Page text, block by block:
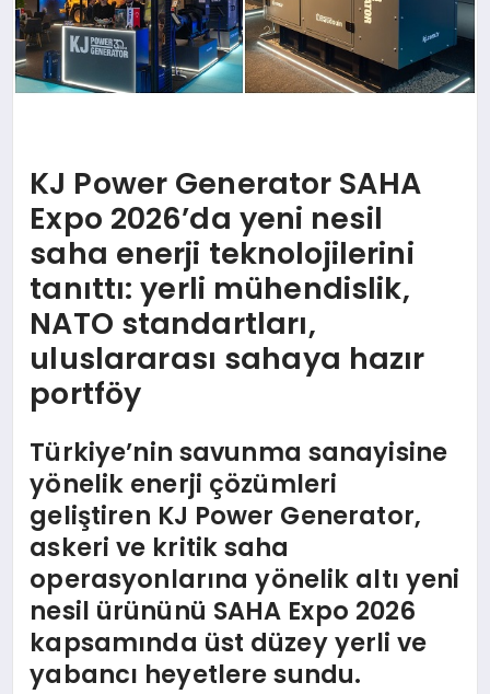
KJ Power Generator SAHA
Expo 2026’da yeni nesil
saha enerji teknolojilerini
tanıttı: yerli mühendislik,
NATO standartları,
uluslararası sahaya hazır
portföy
Türkiye’nin savunma sanayisine
yönelik enerji çözümleri
geliştiren KJ Power Generator,
askeri ve kritik saha
operasyonlarına yönelik altı yeni
nesil ürününü SAHA Expo 2026
kapsamında üst düzey yerli ve
yabancı heyetlere sundu.